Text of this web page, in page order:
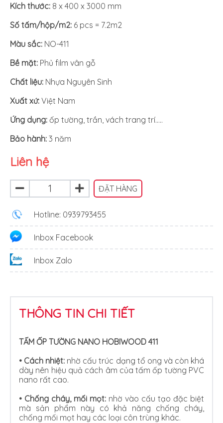
Kích thước: 8 x 400 x 3000 mm
Số tấm/hộp/m2: 6 pcs = 7.2m2
Màu sắc: NO-411
Bề mặt: Phủ film vân gỗ
Chất liệu: Nhựa Nguyên Sinh
Xuất xứ: Việt Nam
Ứng dụng: ốp tường, trần, vách trang trí…..
Bảo hành: 3 năm
Liên hệ
ĐẶT HÀNG
Hotline: 0939793455
Inbox Facebook
Inbox Zalo
THÔNG TIN CHI TIẾT
TẤM ỐP TƯỜNG NANO HOBIWOOD 411
• Cách nhiệt: nhờ cấu trúc dạng tổ ong và còn khá
dày nên hiệu quả cách âm của tấm ốp tường PVC
nano rất cao.
• Chống cháy, mối mọt: nhờ vào cấu tạo đặc biệt
mà sản phẩm này có khả năng chống cháy,
chống mối mọt hay các loại côn trùng khác.